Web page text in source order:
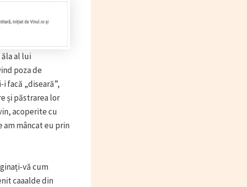
al lui
poza de
facă „diseară”,
și păstrarea lor
acoperite cu
am mâncat eu prin
vă cum
caaalde din